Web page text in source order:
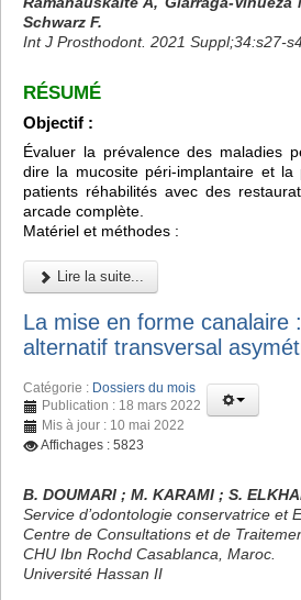
Schwarz F.
Int J Prosthodont. 2021 Suppl;34:s27-
RÉSUMÉ
Objectif :
Évaluer la prévalence des maladies
dire la mucosite péri-implantaire et la
patients réhabilités avec des
arcade complète.
Matériel et méthodes :
Lire la suite...
La mise en forme canalaire
alternatif transversal
Catégorie : Dossiers du mois
Publication : 18 mars 2022
Mis à jour : 10 mai 2022
Affichages : 5823
B. DOUMARI ; M. KARAMI ; S.
Service d’odontologie conservatrice et
Centre de Consultations et de
CHU Ibn Rochd Casablanca, Maroc.
Université Hassan II